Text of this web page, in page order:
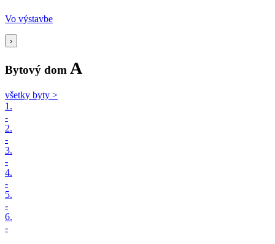
Vo výstavbe
›
Bytový dom A
všetky byty >
1.
-
2.
-
3.
-
4.
-
5.
-
6.
-